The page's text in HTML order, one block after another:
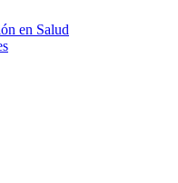
en Salud